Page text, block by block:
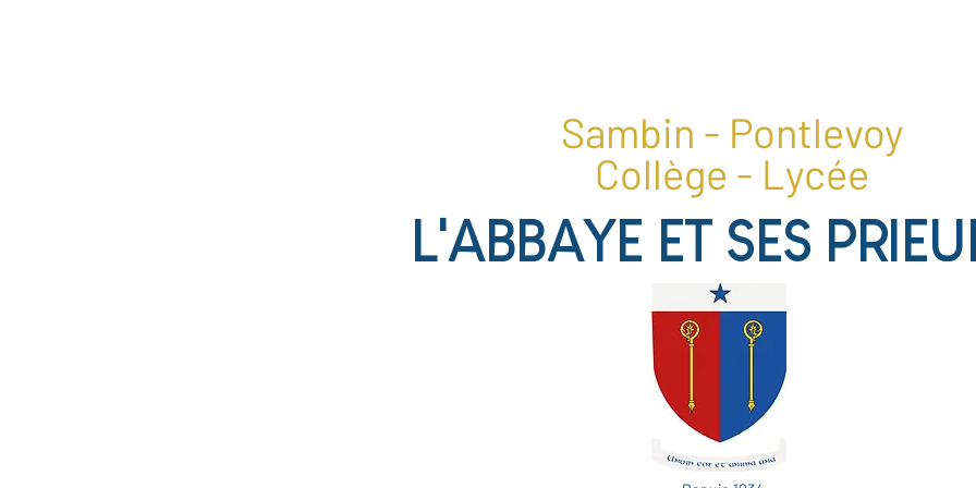
Sambin - Pontlevoy
Collège - Lycée
L'ABBAYE ET SES